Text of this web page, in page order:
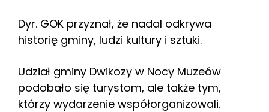
Dyr. GOK przyznał, że nadal odkrywa
historię gminy, ludzi kultury i sztuki.
Udział gminy Dwikozy w Nocy Muzeów
podobało się turystom, ale także tym,
którzy wydarzenie współorganizowali.